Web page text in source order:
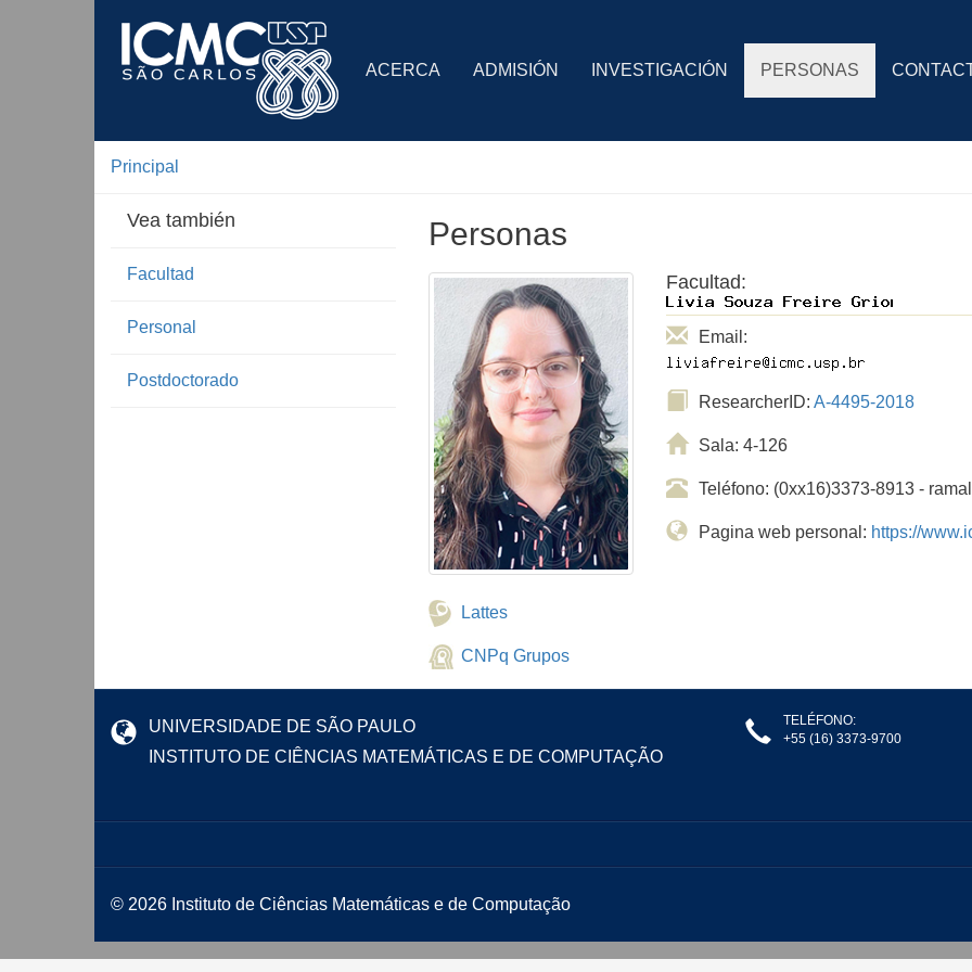
ACERCA ADMISIÓN INVESTIGACIÓN PERSONAS
Principal
Vea también
Facultad
Personal
Postdoctorado
Personas
Facultad:
Email:
ResearcherID: A-4495-2018
Sala: 4-126
Teléfono: (0xx16)3373-8913 -
Pagina web personal: https://
Lattes
CNPq Grupos
UNIVERSIDADE DE SÃO PAULO
INSTITUTO DE CIÊNCIAS MATEMÁTICAS E DE COMPUTAÇÃO
TELÉFONO:
+55 (16) 3373-9700
© 2026 Instituto de Ciências Matemáticas e de Computação